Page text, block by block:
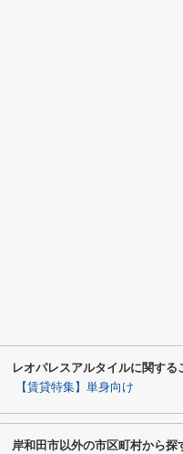
レオパレスアルタイルに関す
【賃貸特集】単身向け
岸和田市以外の市区町村から探